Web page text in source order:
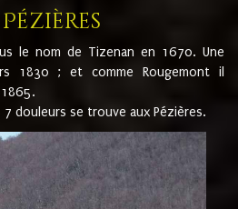
le nom de Tizenan en 1670. Une
1830 ; et comme Rougemont il
douleurs se trouve aux Pézières.